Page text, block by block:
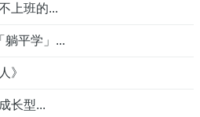
上班的...
躺平学」...
》
长型...